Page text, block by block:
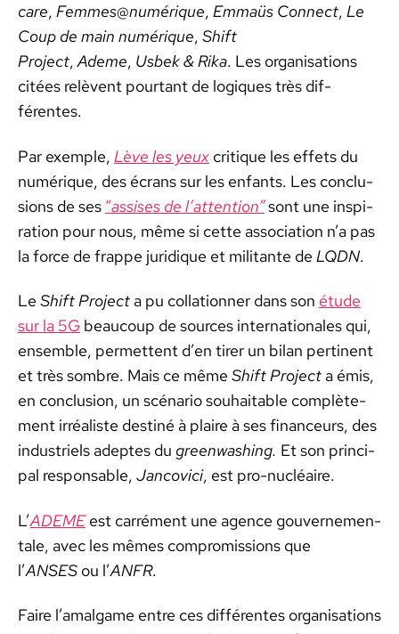
care, Femmes@numérique, Emmaüs Con­nect, Le
Coup de main numérique, Shift
Project,Ademe, Usbek & Rika. Les organ­i­sa­tions
citées relèvent pour­tant de logiques très dif­
férentes.
Par exem­ple, Lève les yeux cri­tique les effets du
numérique, des écrans sur les enfants. Les con­clu­
sions de ses “assis­es de l’at­ten­tion”sont une inspi­
ra­tion pour nous, même si cette asso­ci­a­tion n’a pas
la force de frappe juridique et mil­i­tante de LQDN.
LeShift Project a pu col­la­tion­ner dans son étude
sur la 5G beau­coup de sources inter­na­tionales qui,
ensem­ble, per­me­t­tent d’en tir­er un bilan per­ti­nent
et très som­bre. Mais ce mêmeShift Project a émis,
en con­clu­sion, un scé­nario souhaitable com­plète­
ment irréal­iste des­tiné à plaire à ses financeurs, des
indus­triels adeptes du green­wash­ing. Et son prin­ci­
pal respon­s­able, Jan­covi­ci, est pro-nucléaire.
L’ADEMEest car­ré­ment une agence gou­verne­men­
tale, avec les mêmes com­pro­mis­sions que
l’ANSES ou l’ANFR.
Faire l’a­mal­game entre ces dif­férentes organ­i­sa­tions